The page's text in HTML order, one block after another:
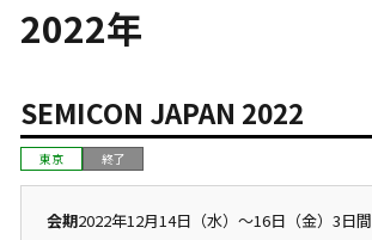
2022年
SEMICON JAPAN 2022
東京 終了
会期2022年12月14日（水）〜16日（金）3日間